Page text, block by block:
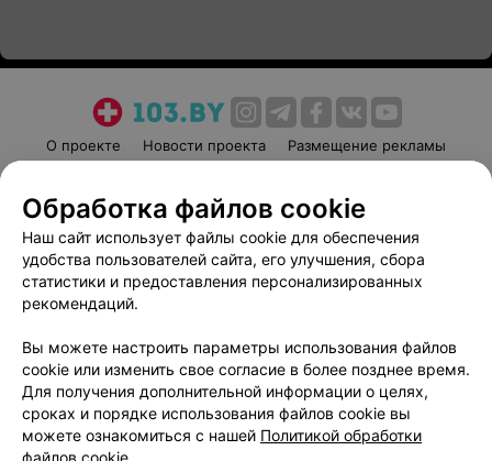
О проекте Новости проекта
Размещение рекламы
Пользовательское соглашение
Способы оплаты
Вакансии
Партнеры
Написать руководителю 103.by
Обработка персональных данных
Обработка файлов cookie
Наш сайт использует файлы cookie для обеспечения
удобства пользователей сайта, его улучшения, сбора
статистики и предоставления персонализированных
рекомендаций.
Вы можете настроить параметры использования файлов
cookie или изменить свое согласие в более позднее время.
Для получения дополнительной информации о целях,
сроках и порядке использования файлов cookie вы
можете ознакомиться с нашей Политикой обработки
файлов cookie